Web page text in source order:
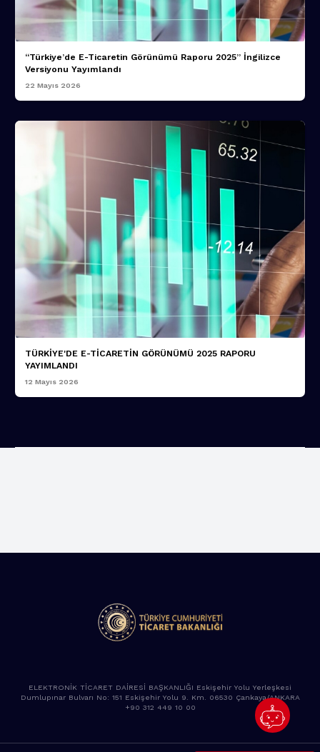
“Türkiye’de E-Ticaretin Görünümü Raporu 2025” İngilizce
Versiyonu Yayımlandı
22 Mayıs 2026
TÜRKİYE'DE E-TİCARETİN GÖRÜNÜMÜ 2025 RAPORU
YAYIMLANDI
12 Mayıs 2026
ELEKTRONİK TİCARET DAİRESİ BAŞKANLIĞI Eskişehir Yolu Yerleşkesi
Dumlupınar Bulvarı No: 151 Eskişehir Yolu 9. Km. 06530 Çankaya/ANKARA
+90 312 449 10 00